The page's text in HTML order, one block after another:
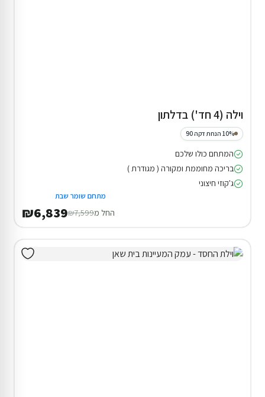
וילה (4 חד') בדלתון
10% הנחת דקה 90
המתחם כולו שלכם
בריכה מחוממת ומקורה ( מגודרת )
ג'קוזי חיצוני
מתחם שומר שבת
החל מ₪7,599
₪6,839